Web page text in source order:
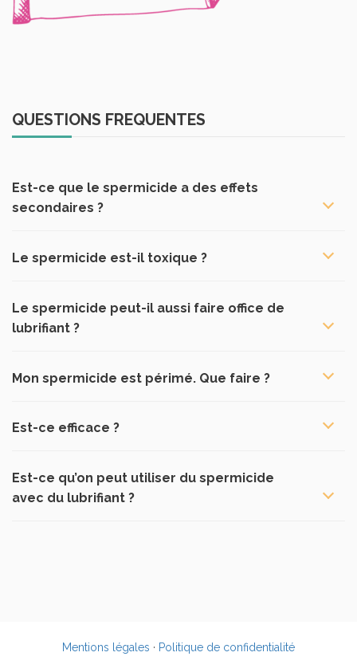
QUESTIONS FREQUENTES
Est-ce que le spermicide a des effets
secondaires ?
Le spermicide est-il toxique ?
Le spermicide peut-il aussi faire office de
lubrifiant ?
Mon spermicide est périmé. Que faire ?
Est-ce efficace ?
Est-ce qu’on peut utiliser du spermicide
avec du lubrifiant ?
Mentions légales · Politique de confidentialité